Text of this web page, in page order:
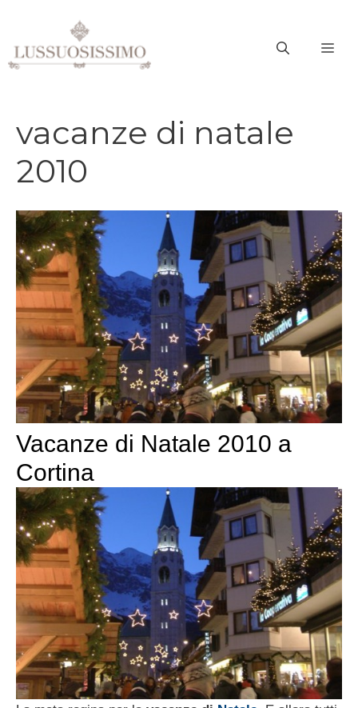
contenuto
vacanze di natale
2010
Vacanze di Natale 2010 a
Cortina